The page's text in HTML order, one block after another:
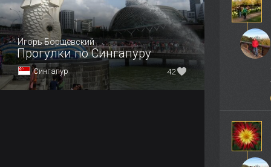
Игорь Борщевский
Прогулки по Сингапуру
Сингапур 42